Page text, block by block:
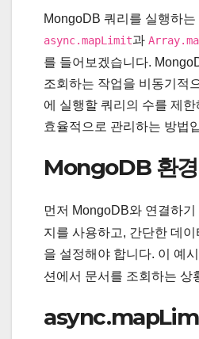
MongoDB 쿼리를 실행하는
async.mapLimit과
를 들어보겠습니다.
조회하는 작업을 비동기적
에 실행할 쿼리의 수를 제
효율적으로 관리하는 방법
MongoDB 환
먼저 MongoDB와 연결하기
지를 사용하고, 간단한 데
을 설정해야 합니다. 이 예
션에서 문서를 조회하는 상